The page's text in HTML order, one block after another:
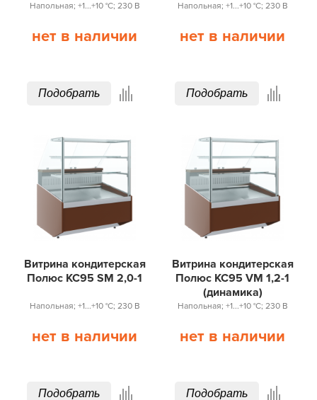
Напольная; +1...+10 °С; 230 В
нет в наличии
Подобрать
Напольная; +1...+10 °С; 230 В
нет в наличии
Подобрать
Витрина кондитерская
Полюс КС95 SM 2,0-1
Напольная; +1...+10 °С; 230 В
нет в наличии
Подобрать
Витрина кондитерская
Полюс КС95 VM 1,2-1
(динамика)
Напольная; +1...+10 °С; 230 В
нет в наличии
Подобрать